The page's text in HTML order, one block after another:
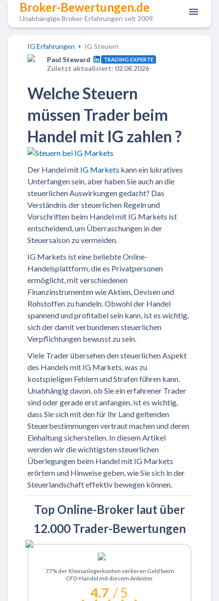
Broker-Bewertungen.de
Unabhängige Broker-Erfahrungen seit 2009
IG Erfahrungen
IG Steuern
Paul Steward
TRADING EXPERTE
Zuletzt aktualisiert: 02.08.2026
Welche Steuern
müssen Trader beim
Handel mit IG zahlen ?
Der Handel mit IG Markets kann ein lukratives
Unterfangen sein, aber haben Sie auch an die
steuerlichen Auswirkungen gedacht? Das
Verständnis der steuerlichen Regeln und
Vorschriften beim Handel mit IG Markets ist
entscheidend, um Überraschungen in der
Steuersaison zu vermeiden.
IG Markets ist eine beliebte Online-
Handelsplattform, die es Privatpersonen
ermöglicht, mit verschiedenen
Finanzinstrumenten wie Aktien, Devisen und
Rohstoffen zu handeln. Obwohl der Handel
spannend und profitabel sein kann, ist es wichtig,
sich der damit verbundenen steuerlichen
Verpflichtungen bewusst zu sein.
Viele Trader übersehen den steuerlichen Aspekt
des Handels mit IG Markets, was zu
kostspieligen Fehlern und Strafen führen kann.
Unabhängig davon, ob Sie ein erfahrener Trader
sind oder gerade erst anfangen, ist es wichtig,
dass Sie sich mit den für Ihr Land geltenden
Steuerbestimmungen vertraut machen und deren
Einhaltung sicherstellen. In diesem Artikel
werden wir die wichtigsten steuerlichen
Überlegungen beim Handel mit IG Markets
erörtern und Hinweise geben, wie Sie sich in der
Steuerlandschaft effektiv bewegen können.
Top Online-Broker laut über
12.000 Trader-Bewertungen
Zu XTB
77% der Kleinanlegerkonten verlieren Geld beim
CFD-Handel mit diesem Anbieter
4.7 / 5